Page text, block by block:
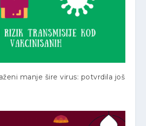
manje šire virus: potvrdila još